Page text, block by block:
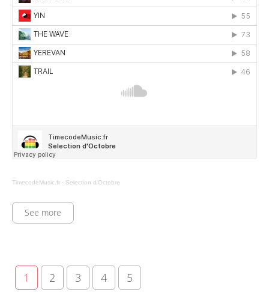
TimecodeMusic.fr · Selection d'Octobre
See more
1 2 3 4 5